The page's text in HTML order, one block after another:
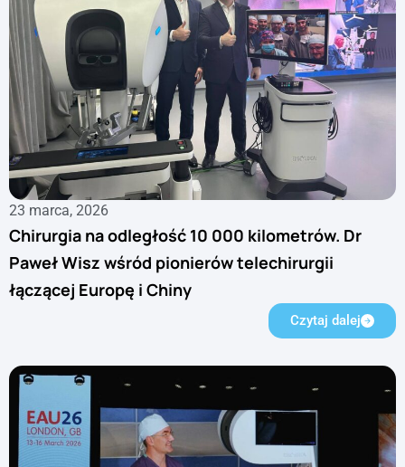
23 marca, 2026
Chirurgia na odległość 10 000 kilometrów. Dr
Paweł Wisz wśród pionierów telechirurgii
łączącej Europę i Chiny
Czytaj dalej